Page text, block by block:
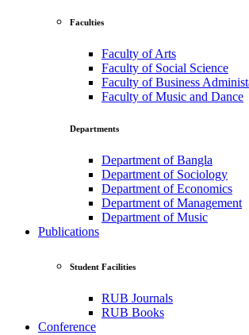
Faculties
Faculty of Arts
Faculty of Social Science
Faculty of Business
Faculty of Music and Dance
Departments
Department of Bangla
Department of Sociology
Department of Economics
Department of Management
Department of Music
Publications
Student Facilities
RUB Journals
RUB Books
Conference